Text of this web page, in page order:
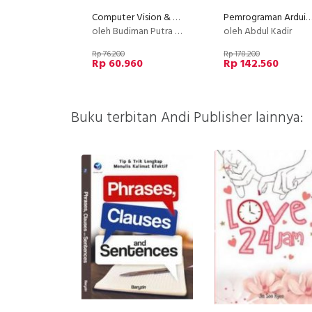
Computer Vision & Aplikasinya Menggunakan C# & EmguCV +CD
oleh Budiman Putra AR
Rp 76.200
Rp 60.960
Pemrograman Arduino Menggunakan ArduBlock + cd
oleh Abdul Kadir
Rp 178.200
Rp 142.560
Buku terbitan Andi Publisher lainnya: